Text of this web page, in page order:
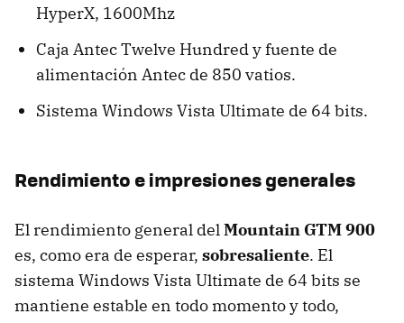
HyperX, 1600Mhz
Caja Antec Twelve Hundred y fuente de
alimentación Antec de 850 vatios.
Sistema Windows Vista Ultimate de 64 bits.
Rendimiento e impresiones generales
El rendimiento general delMountain GTM 900
es, como era de esperar, sobresaliente. El
sistema Windows Vista Ultimate de 64 bits se
mantiene estable en todo momento y todo,